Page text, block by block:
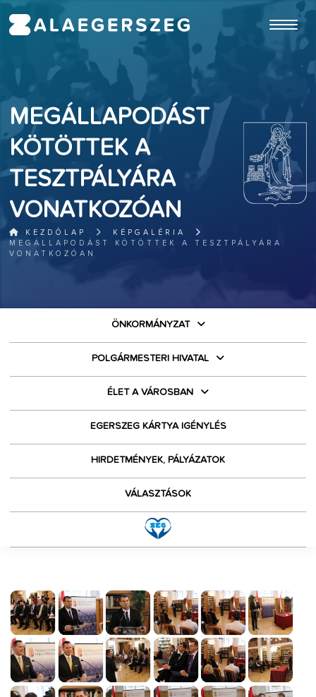
ugrás a fő tartalomhoz
MEGÁLLAPODÁST
KÖTÖTTEK A
TESZTPÁLYÁRA
VONATKOZÓAN
KEZDŐLAP
KÉPGALÉRIA
MEGÁLLAPODÁST KÖTÖTTEK A TESZTPÁLYÁRA
VONATKOZÓAN
ÖNKORMÁNYZAT
POLGÁRMESTERI HIVATAL
ÉLET A VÁROSBAN
EGERSZEG KÁRTYA IGÉNYLÉS
HIRDETMÉNYEK, PÁLYÁZATOK
VÁLASZTÁSOK